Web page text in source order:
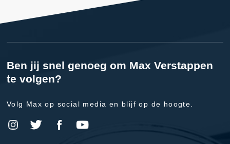
Ben jij snel genoeg om Max Verstappen
te volgen?
Volg Max op social media en blijf op de hoogte.